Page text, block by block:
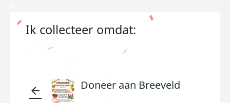
Ik collecteer omdat:
arrow_back Doneer aan Breeveld